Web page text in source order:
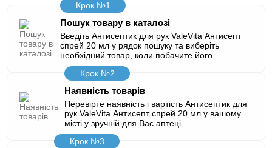
Крок №1
Пошук товару в каталозі
Введіть Антисептик для рук ValeVita Антисепт
спрей 20 мл у рядок пошуку та виберіть
необхідний товар, коли побачите його.
Крок №2
Наявність товарів
Перевірте наявність і вартість Антисептик для
рук ValeVita Антисепт спрей 20 мл у вашому
місті у зручній для Вас аптеці.
Крок №3